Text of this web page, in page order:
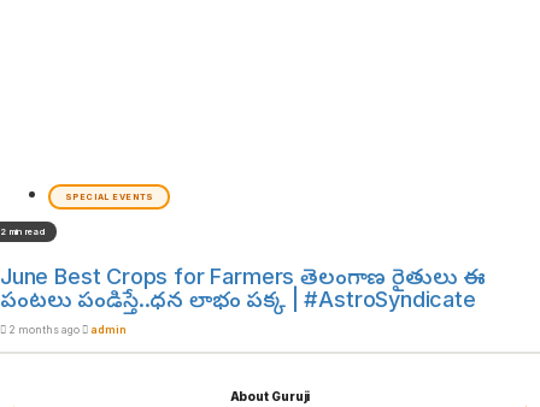
SPECIAL EVENTS
2 min read
June Best Crops for Farmers తెలంగాణ రైతులు ఈ
పంటలు పండిస్తే..ధన లాభం పక్క | #AstroSyndicate
2 months ago admin
About Guruji